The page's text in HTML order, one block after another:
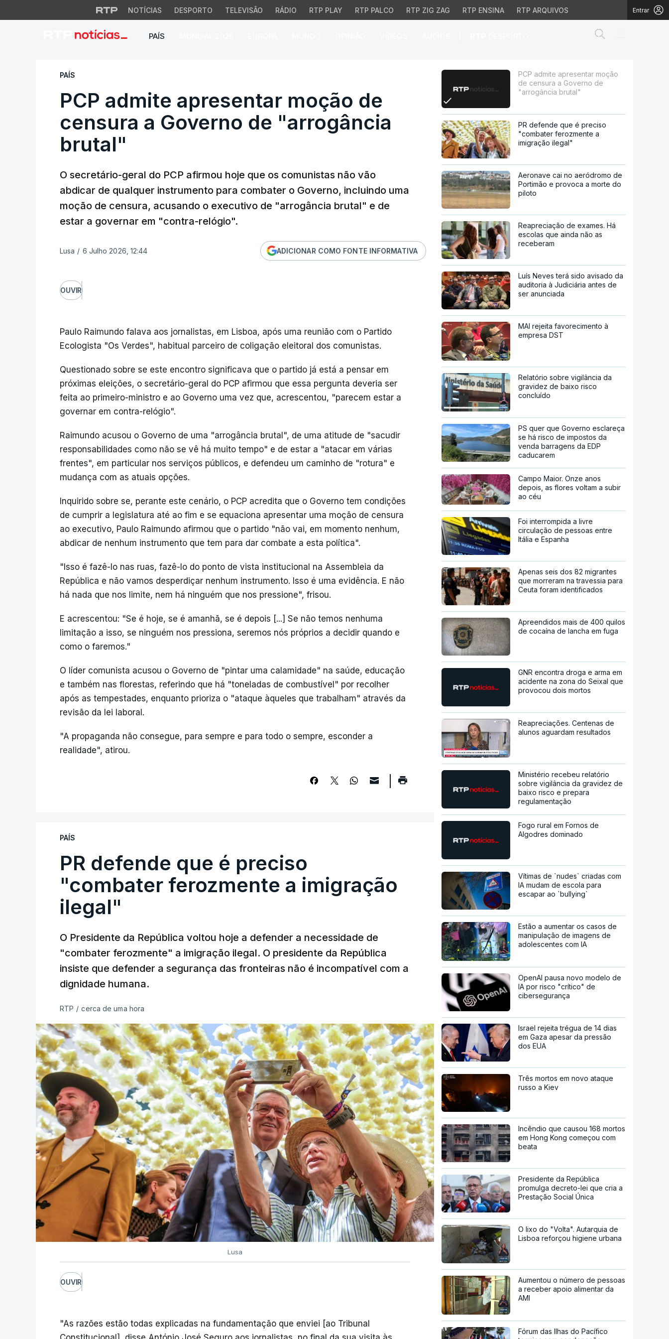
NOTÍCIAS DESPORTO TELEVISÃO RÁDIO RTP PLAY RTP PALCO RTP ZIG ZAG RTP ENSINA RTP ARQUIVOS Entrar
PAÍS
PCP admite apresentar moção de censura a Governo de
PAÍS
PCP admite apresentar moção de
censura a Governo de "arrogância
brutal"
O secretário-geral do PCP afirmou hoje que os comunistas não vão
abdicar de qualquer instrumento para combater o Governo, incluindo uma
moção de censura, acusando o executivo de "arrogância brutal" e de
estar a governar em "contra-relógio".
Lusa / 6 Julho 2026, 12:44 ADICIONAR COMO FONTE INFORMATIVA
OUVIR
Paulo Raimundo falava aos jornalistas, em Lisboa, após uma reunião com o Partido
Ecologista "Os Verdes", habitual parceiro de coligação eleitoral dos comunistas.
Questionado sobre se este encontro significava que o partido já está a pensar em
próximas eleições, o secretário-geral do PCP afirmou que essa pergunta deveria ser
feita ao primeiro-ministro e ao Governo uma vez que, acrescentou, "parecem estar a
governar em contra-relógio".
Raimundo acusou o Governo de uma "arrogância brutal", de uma atitude de "sacudir
responsabilidades como não se vê há muito tempo" e de estar a "atacar em várias
frentes", em particular nos serviços públicos, e defendeu um caminho de "rotura" e
mudança com as atuais opções.
Inquirido sobre se, perante este cenário, o PCP acredita que o Governo tem condições
de cumprir a legislatura até ao fim e se equaciona apresentar uma moção de censura
ao executivo, Paulo Raimundo afirmou que o partido "não vai, em momento nenhum,
abdicar de nenhum instrumento que tem para dar combate a esta política".
"Isso é fazê-lo nas ruas, fazê-lo do ponto de vista institucional na Assembleia da
República e não vamos desperdiçar nenhum instrumento. Isso é uma evidência. E não
há nada que nos limite, nem há ninguém que nos pressione", frisou.
E acrescentou: "Se é hoje, se é amanhã, se é depois [...] Se não temos nenhuma
limitação a isso, se ninguém nos pressiona, seremos nós próprios a decidir quando e
como o faremos."
O líder comunista acusou o Governo de "pintar uma calamidade" na saúde, educação
e também nas florestas, referindo que há "toneladas de combustível" por recolher
após as tempestades, enquanto prioriza o "ataque àqueles que trabalham" através da
revisão da lei laboral.
"A propaganda não consegue, para sempre e para todo o sempre, esconder a
realidade", atirou.
PAÍS
PR defende que é preciso
"combater ferozmente a imigração
ilegal"
O Presidente da República voltou hoje a defender a necessidade de
"combater ferozmente" a imigração ilegal. O presidente da República
insiste que defender a segurança das fronteiras não é incompatível com a
dignidade humana.
RTP / cerca de uma hora
Lusa
OUVIR
"As razões estão todas explicadas na fundamentação que enviei [ao Tribunal
PCP admite apresentar moção
de censura a Governo de
"arrogância brutal"
PR defende que é preciso
"combater ferozmente a
imigração ilegal"
Aeronave cai no aeródromo de
Portimão e provoca a morte do
piloto
Reapreciação de exames. Há
escolas que ainda não as
receberam
Luís Neves terá sido avisado da
auditoria à Judiciária antes de
ser anunciada
MAI rejeita favorecimento à
empresa DST
Relatório sobre vigilância da
gravidez de baixo risco
concluído
PS quer que Governo esclareça
se há risco de impostos da
venda barragens da EDP
caducarem
Campo Maior. Onze anos
depois, as flores voltam a subir
ao céu
Foi interrompida a livre
circulação de pessoas entre
Itália e Espanha
Apenas seis dos 82 migrantes
que morreram na travessia para
Ceuta foram identificados
Apreendidos mais de 400 quilos
de cocaína de lancha em fuga
GNR encontra droga e arma em
acidente na zona do Seixal que
provocou dois mortos
Reapreciações. Centenas de
alunos aguardam resultados
Ministério recebeu relatório
sobre vigilância da gravidez de
baixo risco e prepara
regulamentação
Fogo rural em Fornos de
Algodres dominado
Vítimas de `nudes` criadas com
IA mudam de escola para
escapar ao `bullying`
Estão a aumentar os casos de
manipulação de imagens de
adolescentes com IA
OpenAI pausa novo modelo de
IA por risco "crítico" de
cibersegurança
Israel rejeita trégua de 14 dias
em Gaza apesar da pressão
dos EUA
Três mortos em novo ataque
russo a Kiev
Incêndio que causou 168 mortos
em Hong Kong começou com
beata
Presidente da República
promulga decreto-lei que cria a
Prestação Social Única
O lixo do "Volta". Autarquia de
Lisboa reforçou higiene urbana
Aumentou o número de pessoas
a receber apoio alimentar da
AMI
Fórum das Ilhas do Pacífico